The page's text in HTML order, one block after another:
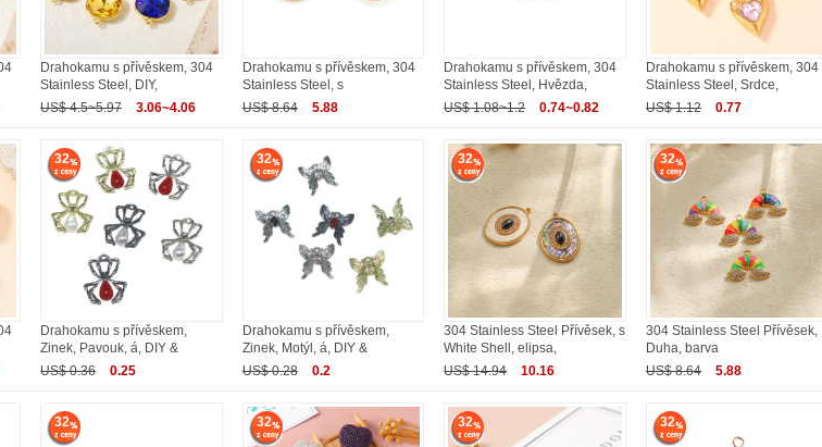
Drahokamu s přívěskem, 304
Stainless Steel, DIY,
US$ 4.5~5.97
3.06~4.06
Drahokamu s přívěskem, 304
Stainless Steel, s
US$ 8.64
5.88
Drahokamu s přívěskem, 304
Stainless Steel, Hvězda,
US$ 1.08~1.2
0.74~0.82
Drahokamu s přívěskem, 304
Stainless Steel, Srdce,
US$ 1.12
0.77
32
Drahokamu s přívěskem,
Zinek, Pavouk, á, DIY &
US$ 0.36
0.25
32
Drahokamu s přívěskem,
Zinek, Motýl, á, DIY &
US$ 0.28
0.2
32
304 Stainless Steel Přívěsek, s
White Shell, elipsa,
US$ 14.94
10.16
32
304 Stainless Steel Přívěsek,
Duha, barva
US$ 8.64
5.88
32 32 32 32